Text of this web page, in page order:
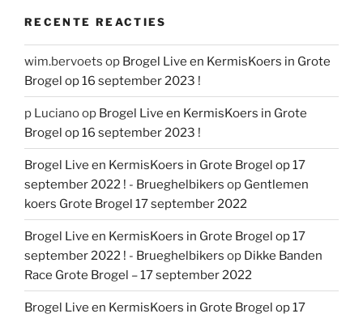
RECENTE REACTIES
wim.bervoets op Brogel Live en KermisKoers in Grote
Brogel op 16 september 2023 !
p Lucianoop Brogel Live en KermisKoers in Grote
Brogel op 16 september 2023 !
Brogel Live en KermisKoers in Grote Brogel op 17
september 2022 ! - Brueghelbikers op Gentlemen
koers Grote Brogel 17 september 2022
Brogel Live en KermisKoers in Grote Brogel op 17
september 2022 ! - Brueghelbikers op Dikke Banden
Race Grote Brogel – 17 september 2022
Brogel Live en KermisKoers in Grote Brogel op 17